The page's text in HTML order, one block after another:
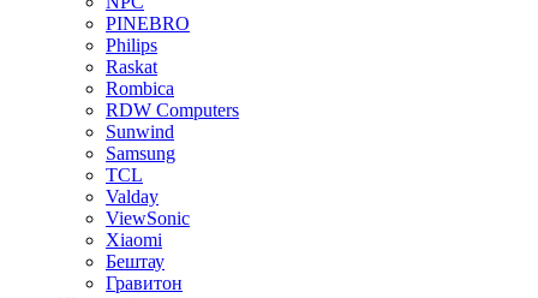
PINEBRO
Philips
Raskat
Rombica
RDW Computers
Sunwind
Samsung
TCL
Valday
ViewSonic
Xiaomi
Бештау
Гравитон